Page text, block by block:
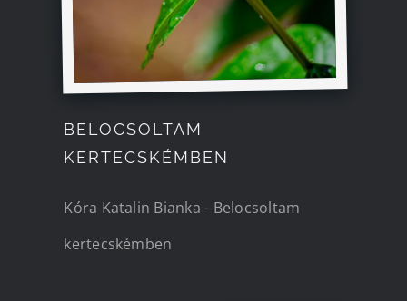
BELOCSOLTAM
KERTECSKÉMBEN
Kóra Katalin Bianka - Belocsoltam
kertecskémben